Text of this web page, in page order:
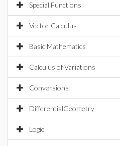
Special Functions
Vector Calculus
Basic Mathematics
Calculus of Variations
Conversions
DifferentialGeometry
Logic